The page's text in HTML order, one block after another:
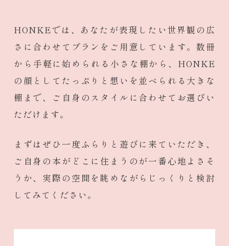
HONKEでは、あなたが表現したい世界観の広
さに合わせてプランをご用意しています。数冊
から手軽に始められる小さな棚から、HONKE
の顔としてたっぷりと想いを並べられる大きな
棚まで、ご自身のスタイルに合わせてお選びい
ただけます。
まずはぜひ一度ふらりと遊びに来ていただき、
ご自身の本がどこに住まうのが一番心地よさそ
うか、実際の空間を眺めながらじっくりと検討
してみてください。